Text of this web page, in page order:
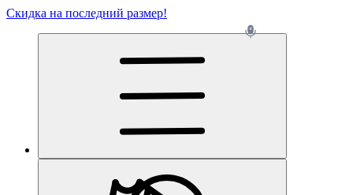
Скидка на последний размер!